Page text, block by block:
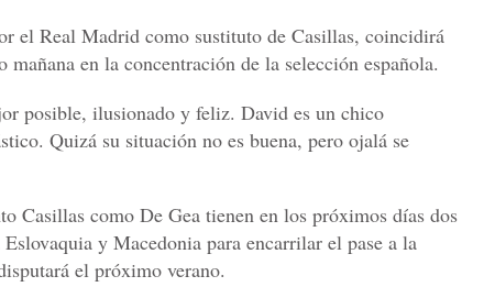
el Real Madrid como sustituto de Casillas, coincidirá
en la concentración de la selección española.
posible, ilusionado y feliz. David es un chico
Quizá su situación no es buena, pero ojalá se
Casillas como De Gea tienen en los próximos días dos
y Macedonia para encarrilar el pase a la
el próximo verano.